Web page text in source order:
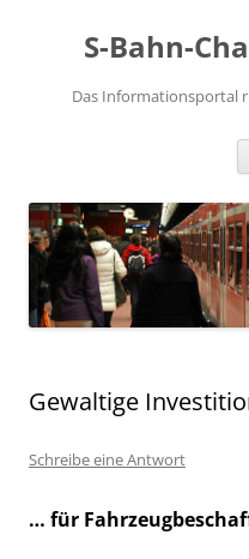
S-Bahn-
Das Informationsportal
Gewaltige
Schreibe eine Antwort
… für